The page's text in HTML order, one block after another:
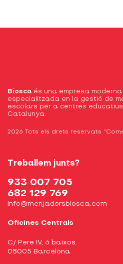
Biosca és una empresa
especialitzada en la gestió de
escolars per a centres
Catalunya.
2026 Tots els drets reservats
Treballem junts?
933 007 705
682 129 769
info@menjadorsbiosca.com
Oficines Centrals
C/ Pere IV, 6 baixos.
08005 Barcelona